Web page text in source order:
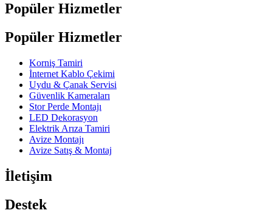
Popüler Hizmetler
Popüler Hizmetler
Korniş Tamiri
İnternet Kablo Çekimi
Uydu & Çanak Servisi
Güvenlik Kameraları
Stor Perde Montajı
LED Dekorasyon
Elektrik Arıza Tamiri
Avize Montajı
Avize Satış & Montaj
İletişim
Destek